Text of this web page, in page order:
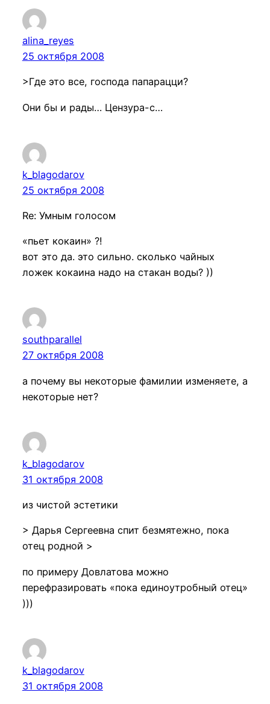
alina_reyes
25 октября 2008
>Где это все, господа папарацци?
Они бы и рады… Цензура-с…
k_blagodarov
25 октября 2008
Re: Умным голосом
«пьет кокаин» ?!
вот это да. это сильно. сколько чайных
ложек кокаина надо на стакан воды? ))
southparallel
27 октября 2008
а почему вы некоторые фамилии изменяете, а
некоторые нет?
k_blagodarov
31 октября 2008
из чистой эстетики
> Дарья Сергеевна спит безмятежно, пока
отец родной >
по примеру Довлатова можно
перефразировать «пока единоутробный отец»
)))
k_blagodarov
31 октября 2008